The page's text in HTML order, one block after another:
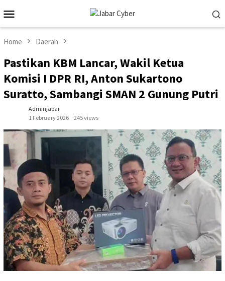
to
contentMenu
Home Daerah
Pastikan KBM Lancar, Wakil Ketua
Komisi I DPR RI, Anton Sukartono
Suratto, Sambangi SMAN 2 Gunung Putri
Adminjabar
1 February 2026
245 views